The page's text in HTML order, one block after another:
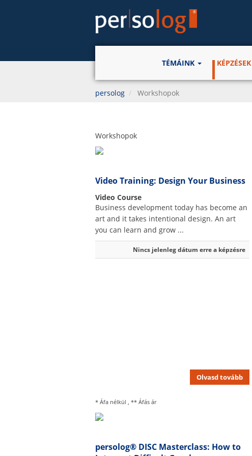
TÉMÁINK KÉPZÉSEK
persolog Workshopok
Workshopok
Video Training: Design Your Business
Video Course
Business development today has become an
art and it takes intentional design. An art
you can learn and grow ...
Nincs jelenleg dátum erre a képzésre
Olvasd tovább
* Áfa nélkül , ** Áfás ár
persolog® DISC Masterclass: How to